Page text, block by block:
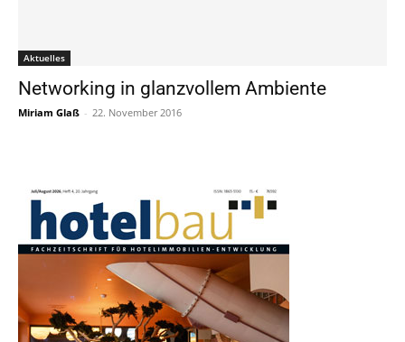
Aktuelles
Networking in glanzvollem Ambiente
Miriam Glaß - 22. November 2016